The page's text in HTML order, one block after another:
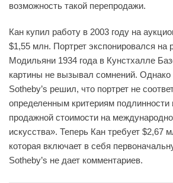
возможность такой перепродажи.
Кан купил работу в 2003 году на
$1,55 млн. Портрет экспонировался на
Модильяни 1934 года в Кунстхалле
картины не вызывал сомнений. Однако
Sotheby’s решил, что портрет не
определенным критериям подлинности
продажной стоимости на
искусства». Теперь Кан требует $2,67
которая включает в себя
Sotheby’s не дает комментариев.